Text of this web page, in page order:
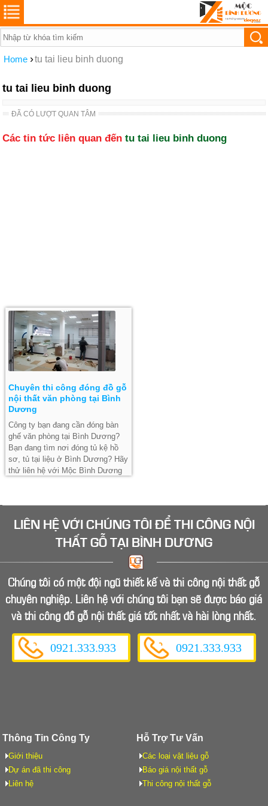
Home ›tu tai lieu binh duong
tu tai lieu binh duong
ĐÃ CÓ LƯỢT QUAN TÂM
Các tin tức liên quan đếntu tai lieu binh duong
Chuyên thi công đóng đồ gỗ
nội thất văn phòng tại Bình
Dương
Công ty bạn đang cần đóng bàn
ghế văn phòng tại Bình Dương?
Bạn đang tìm nơi đóng tủ kệ hồ
sơ, tủ tại liệu ở Bình Dương? Hãy
thử liên hệ với Mộc Bình Dương
LIÊN HỆ VỚI CHÚNG TÔI ĐỂTHI CÔNG NỘI
THẤT GỖTẠI BÌNH DƯƠNG
Chúng tôi có một đội ngũ thiết kế và thi công nội thất gỗ
chuyên nghiệp. Liên hệ với chúng tôi bạn sẽ được báo giá
và thi công đồ gỗ nội thất giá tốt nhất và hài lòng nhất.
0921.333.933 0921.333.933
Thông Tin Công Ty
Giới thiệu
Dự án đã thi công
Liên hệ
Hỗ Trợ Tư Vấn
Các loại vật liệu gỗ
Báo giá nội thất gỗ
Thi công nội thất gỗ